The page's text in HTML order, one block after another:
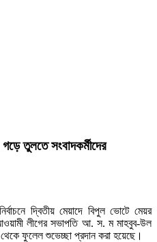
তুলতে সংবাদকর্মীদের
দ্বিতীয় মেয়াদে বিপুল ভোটে মেয়র
লীগের সভাপতি আ. স. ম মাহবুব-উল
ফুলেল শুভেচ্ছা প্রদান করা হয়েছে।